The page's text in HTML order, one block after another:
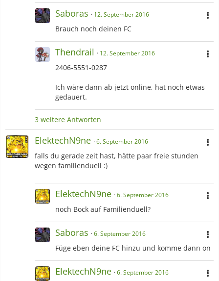
Saboras 12. September 2016
Brauch noch deinen FC
Thendrail 12. September 2016
2406-5551-0287
Ich wäre dann ab jetzt online, hat noch etwas
gedauert.
3 weitere Antworten
ElektechN9ne 6. September 2016
falls du gerade zeit hast, hätte paar freie stunden
wegen familienduell :)
ElektechN9ne 6. September 2016
noch Bock auf Familienduell?
Saboras 6. September 2016
Füge eben deine FC hinzu und komme dann on
ElektechN9ne 6. September 2016